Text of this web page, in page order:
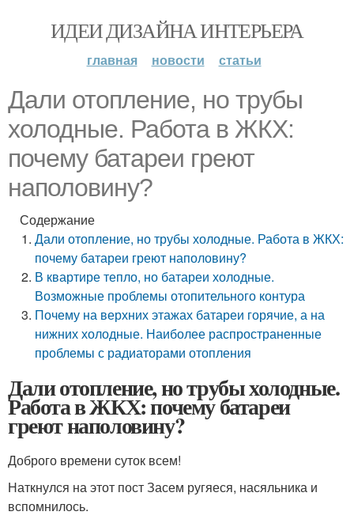
ИДЕИ ДИЗАЙНА ИНТЕРЬЕРА
главная новости статьи
Дали отопление, но трубы
холодные. Работа в ЖКХ:
почему батареи греют
наполовину?
Содержание
Дали отопление, но трубы холодные. Работа в ЖКХ:
почему батареи греют наполовину?
В квартире тепло, но батареи холодные.
Возможные проблемы отопительного контура
Почему на верхних этажах батареи горячие, а на
нижних холодные. Наиболее распространенные
проблемы с радиаторами отопления
Дали отопление, но трубы холодные.
Работа в ЖКХ: почему батареи
греют наполовину?
Доброго времени суток всем!
Наткнулся на этот пост Засем ругяеся, насяльника и
вспомнилось.